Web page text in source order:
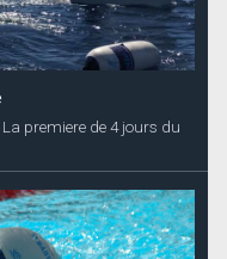
premiere de 4 jours du